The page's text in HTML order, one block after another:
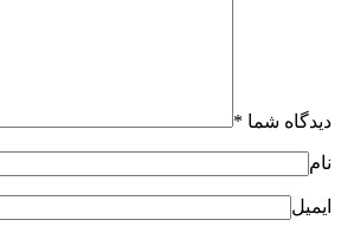
دیدگاه شما *
نام
ایمیل